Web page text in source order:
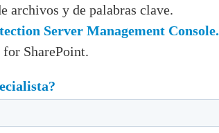
archivos y de palabras clave.
Server Management Console.
SharePoint.